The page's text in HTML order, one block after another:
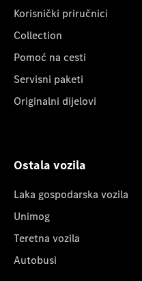
Korisnički priručnici
Collection
Pomoć na cesti
Servisni paketi
Originalni dijelovi
Ostala vozila
Laka gospodarska vozila
Unimog
Teretna vozila
Autobusi